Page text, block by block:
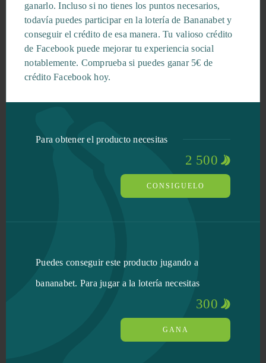
ganarlo. Incluso si no tienes los puntos necesarios,
todavía puedes participar en la lotería de Bananabet y
conseguir el crédito de esa manera. Tu valioso crédito
de Facebook puede mejorar tu experiencia social
notablemente. Comprueba si puedes ganar 5€ de
crédito Facebook hoy.
Para obtener el producto necesitas
2 500
CONSIGUELO
Puedes conseguir este producto jugando a
bananabet. Para jugar a la lotería necesitas
300
GANA